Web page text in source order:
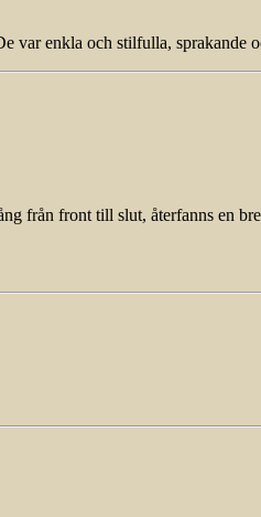
var enkla och stilfulla,
från front till slut, återfanns en